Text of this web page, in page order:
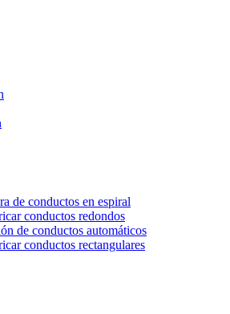
de conductos en espiral
conductos redondos
de conductos automáticos
conductos rectangulares